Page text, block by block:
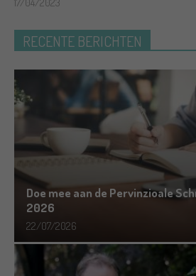
RECENTE BERICHTEN
Doe mee aan de Pervinzioale
2026
22/07/2026